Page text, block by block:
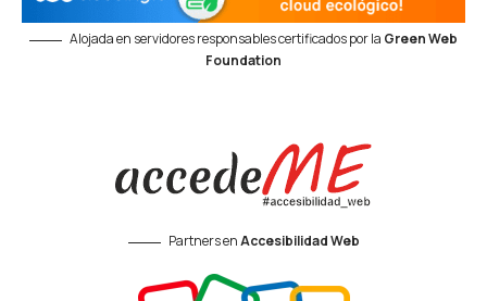
Alojada en servidores responsables certificados por la Green Web
Foundation
Partners enAccesibilidad Web